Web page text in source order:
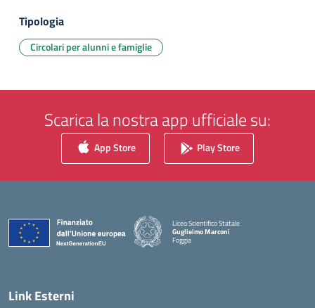
Tipologia
Circolari per alunni e famiglie
Scarica la nostra app ufficiale su:
App Store Play Store
Liceo Scientifico Statale
Guglielmo Marconi
Foggia
— Visita la pagina iniziale della scuola
Link Esterni